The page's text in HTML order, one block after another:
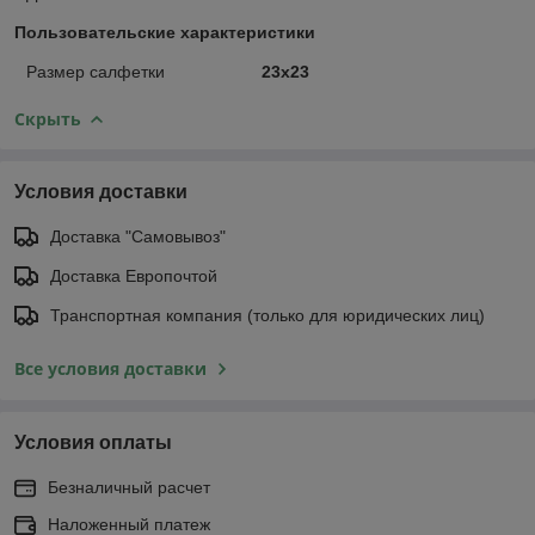
Пользовательские характеристики
Размер салфетки 23х23
Скрыть
Условия доставки
Доставка "Самовывоз"
Доставка Европочтой
Транспортная компания (только для юридических лиц)
Все условия доставки
Условия оплаты
Безналичный расчет
Наложенный платеж